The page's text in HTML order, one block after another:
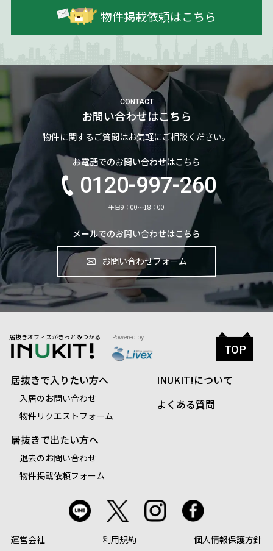
物件掲載依頼はこちら
CONTACT
お問い合わせはこちら
物件に関するご質問はお気軽にご相談ください。
お電話でのお問い合わせはこちら
0120-997-260
平日9：00～18：00
メールでのお問い合わせはこちら
お問い合わせフォーム
居抜きオフィスがきっとみつかる Powered by
居抜きで入りたい方へ
入居のお問い合わせ
物件リクエストフォーム
居抜きで出たい方へ
退去のお問い合わせ
物件掲載依頼フォーム
INUKIT!について
よくある質問
運営会社 利用規約 個人情報保護方針
TOP